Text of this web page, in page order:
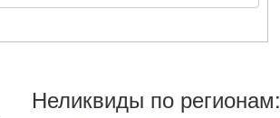
Неликвиды по регионам: